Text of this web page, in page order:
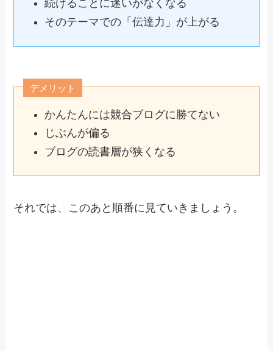
続けることに迷いがなくなる
そのテーマでの「伝達力」が上がる
デメリット
かんたんには競合ブログに勝てない
じぶんが偏る
ブログの読書層が狭くなる
それでは、このあと順番に見ていきましょう。